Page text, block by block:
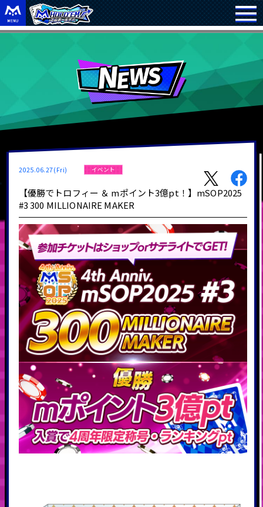
2025.06.27(Fri) イベント
【優勝でトロフィー ＆ mポイント3億pt！】mSOP2025
#3 300 MILLIONAIRE MAKER